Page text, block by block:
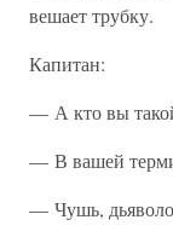
вешает трубку.
Капитан:
— А кто вы
— В вашей
— Чушь,